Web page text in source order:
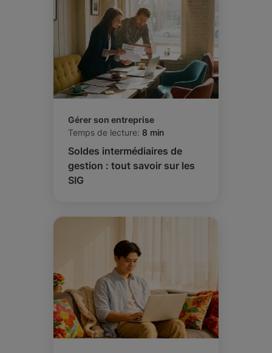
Gérer son entreprise
Temps de lecture: 8 min
Soldes intermédiaires de
gestion : tout savoir sur les
SIG